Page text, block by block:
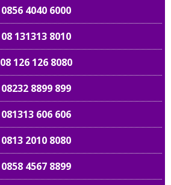
0856 4040 6000
08 131313 8010
08 126 126 8080
08232 8899 899
081313 606 606
0813 2010 8080
0858 4567 8899